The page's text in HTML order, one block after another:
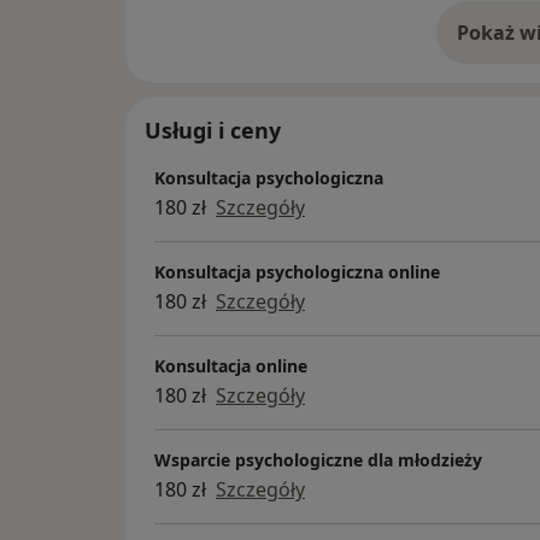
Pokażo
Usługi i ceny
Konsultacja psychologiczna
180 zł Szczegóły
Konsultacja psychologiczna online
180 zł Szczegóły
Konsultacja online
180 zł Szczegóły
Wsparcie psychologiczne dla młodzieży
180 zł Szczegóły